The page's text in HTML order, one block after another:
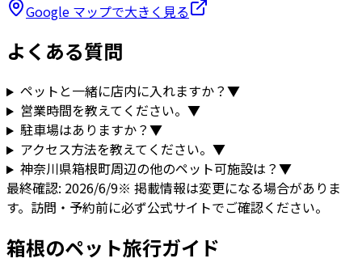
Google マップで大きく見る
よくある質問
ペットと一緒に店内に入れますか？▼
営業時間を教えてください。 ▼
駐車場はありますか？▼
アクセス方法を教えてください。 ▼
神奈川県箱根町周辺の他のペット可施設は？▼
最終確認: 2026/6/9※ 掲載情報は変更になる場合がありま
す。訪問・予約前に必ず公式サイトでご確認ください。
箱根のペット旅行ガイド